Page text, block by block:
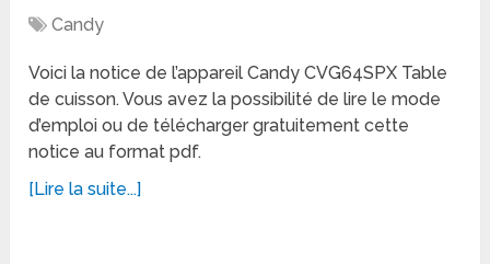
Candy
Voici la notice de l’appareil Candy CVG64SPX Table
de cuisson. Vous avez la possibilité de lire le mode
d’emploi ou de télécharger gratuitement cette
notice au format pdf.
[Lire la suite...]